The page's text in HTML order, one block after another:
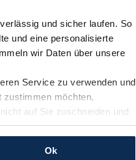
und sicher laufen. So
und eine personalisierte
wir Daten über unsere
Service zu verwenden und
zustimmen möchten,
auf Sie zuschneiden und
jederzeit anpassen
Ok